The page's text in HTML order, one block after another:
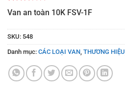
3trên
5 dựa
1
đánh
giá
Van an toàn 10K FSV-1F
SKU: 548
Danh mục: CÁC LOẠI VAN THƯƠNG HIỆU